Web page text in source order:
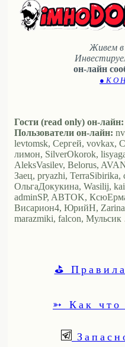
Живем в
он-лайн
● К О
Гости (read only) он-лайн:
Пользователи он-лайн:
levtomsk, Сергей, vovkax,
лимон, SilverOkorok,
AleksVasilev, Belorus,
Заец, pryazhi, TerraSibirika,
ОльгаДокукина, Wasilij,
adminSP, ABTOK,
Висариoн4, ЮрийН,
marazmiki, falcon,
⛳
➳ Как что